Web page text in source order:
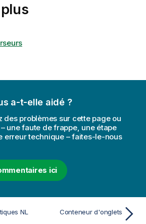
a-t-elle aidé ?
des problèmes sur cette page ou
une faute de frappe, une étape
erreur technique – faites-le-nous
ici
NL Conteneur d'onglets